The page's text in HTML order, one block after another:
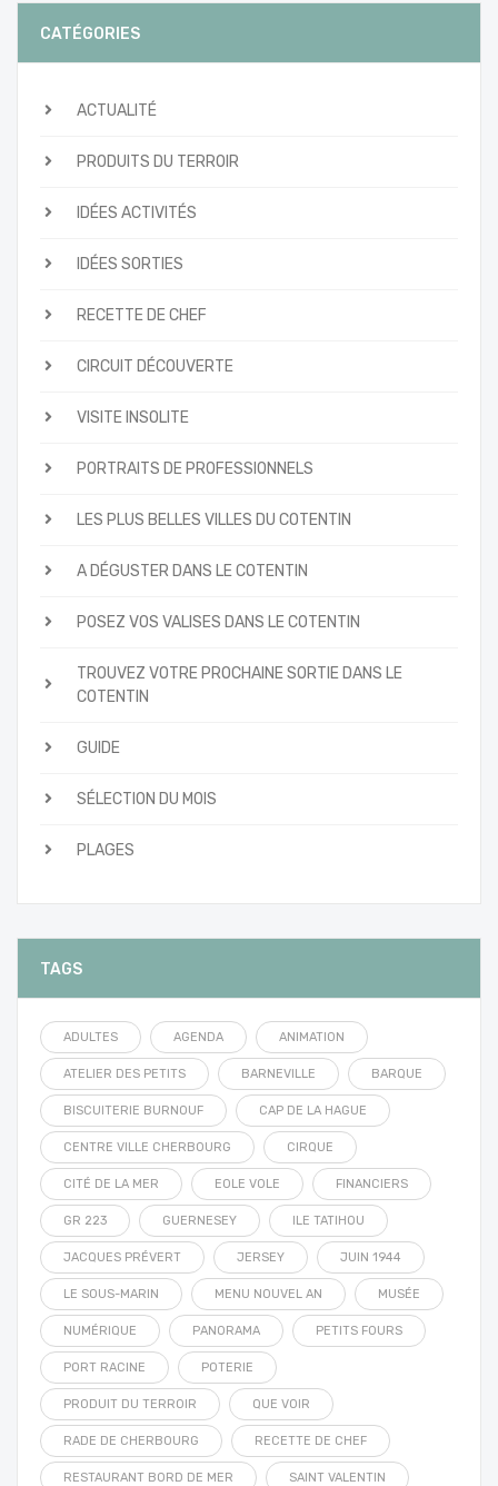
CATÉGORIES
ACTUALITÉ
PRODUITS DU TERROIR
IDÉES ACTIVITÉS
IDÉES SORTIES
RECETTE DE CHEF
CIRCUIT DÉCOUVERTE
VISITE INSOLITE
PORTRAITS DE PROFESSIONNELS
LES PLUS BELLES VILLES DU COTENTIN
A DÉGUSTER DANS LE COTENTIN
POSEZ VOS VALISES DANS LE COTENTIN
TROUVEZ VOTRE PROCHAINE SORTIE DANS LE
COTENTIN
GUIDE
SÉLECTION DU MOIS
PLAGES
TAGS
ADULTES AGENDA ANIMATION
ATELIER DES PETITS BARNEVILLE BARQUE
BISCUITERIE BURNOUF CAP DE LA HAGUE
CENTRE VILLE CHERBOURG CIRQUE
CITÉ DE LA MER EOLE VOLE FINANCIERS
GR 223 GUERNESEY ILE TATIHOU
JACQUES PRÉVERT JERSEY JUIN 1944
LE SOUS-MARIN MENU NOUVEL AN MUSÉE
NUMÉRIQUE PANORAMA PETITS FOURS
PORT RACINE POTERIE
PRODUIT DU TERROIR QUE VOIR
RADE DE CHERBOURG RECETTE DE CHEF
RESTAURANT BORD DE MER SAINT VALENTIN